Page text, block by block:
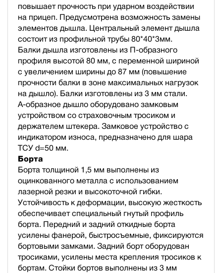
повышает прочность при ударном воздействии
на прицеп. Предусмотрена возможность замены
элементов дышла. Центральный элемент дышла
состоит из профильной трубы 80*40*3мм.
Балки дышла изготовлены из П-образного
профиля высотой 80 мм, с переменной шириной
с увеличением ширины до 87 мм (повышение
прочности балки в зоне максимальных нагрузок
на дышло). Балки изготовлены из 3 мм стали.
А-образное дышло оборудовано замковым
устройством со страховочным тросиком и
держателем штекера. Замковое устройство с
индикатором износа, предназначено для шара
ТСУ d=50 мм.
Борта
Борта толщиной 1,5 мм выполнены из
оцинкованного металла с использованием
лазерной резки и высокоточной гибки.
Устойчивость к деформации, высокую жесткость
обеспечивает специальный гнутый профиль
борта. Передний и задний откидные борта
усилены фанерой, быстросъемные, фиксируются
бортовыми замками. Задний борт оборудован
тросиками, усилены места крепления тросиков к
бортам. Стойки бортов выполнены из 3 мм